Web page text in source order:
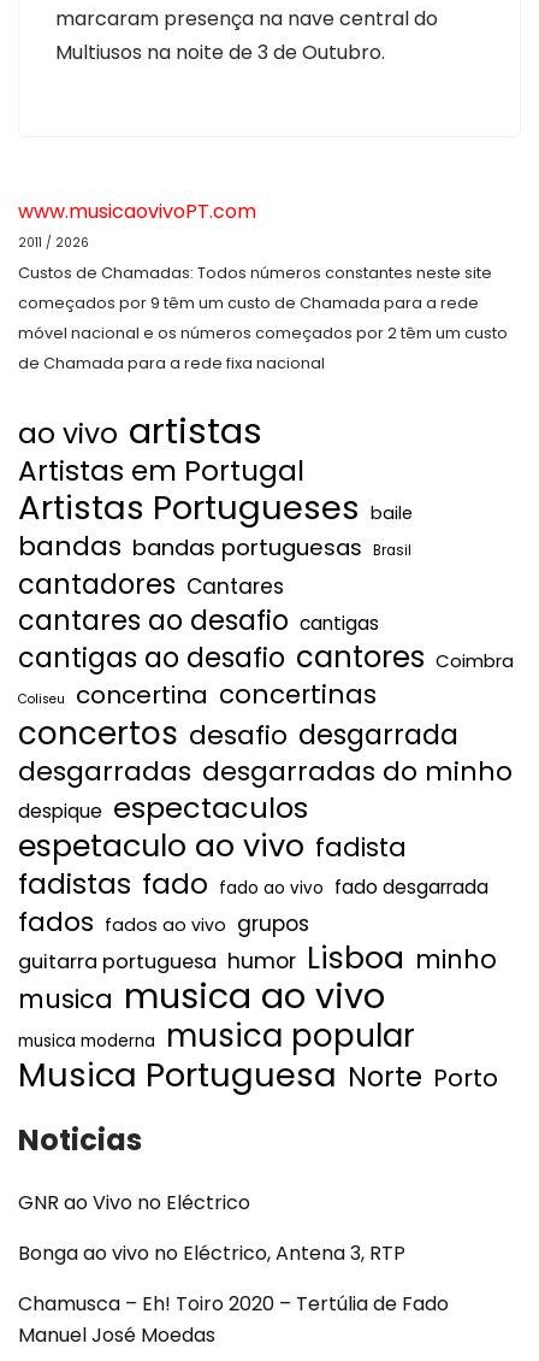
marcaram presença na nave central do
Multiusos na noite de 3 de Outubro.
www.musicaovivoPT.com
2011 / 2026
Custos de Chamadas: Todos números constantes neste site
começados por 9 têm um custo de Chamada para a rede
móvel nacional e os números começados por 2 têm um custo
de Chamada para a rede fixa nacional
ao vivo artistas
Artistas em Portugal
Artistas Portugueses baile
bandas bandas portuguesas Brasil
cantadores Cantares
cantares ao desafio cantigas
cantigas ao desafio cantores Coimbra
Coliseu concertina concertinas
concertos desafio desgarrada
desgarradas desgarradas do minho
despique espectaculos
espetaculo ao vivo fadista
fadistas fado fado ao vivo fado desgarrada
fados fados ao vivo grupos
guitarra portuguesa humor Lisboa minho
musica musica ao vivo
musica moderna musica popular
Musica Portuguesa Norte Porto
Noticias
GNR ao Vivo no Eléctrico
Bonga ao vivo no Eléctrico, Antena 3, RTP
Chamusca – Eh! Toiro 2020 – Tertúlia de Fado
Manuel José Moedas